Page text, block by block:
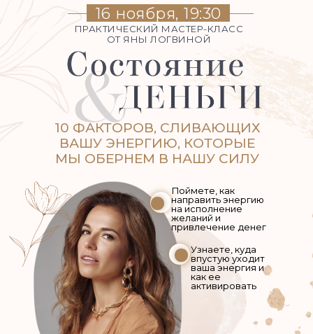
10 ФАКТОРОВ, СЛИВАЮЩИХ
ВАШУ ЭНЕРГИЮ, КОТОРЫЕ
МЫ ОБЕРНЕМ В НАШУ СИЛУ
Узнаете, куда
впустую уходит
ваша энергия и
как ее
активировать
Поймете, как
направить энергию
на исполнение
желаний и
привлечение денег
16 ноября, 19:30
ПРАКТИЧЕСКИЙ МАСТЕР-КЛАСС
ОТ ЯНЫ ЛОГВИНОЙ